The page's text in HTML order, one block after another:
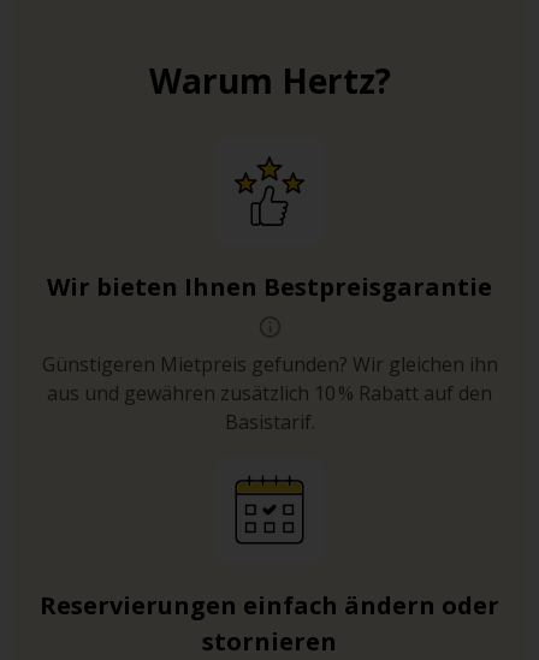
Warum Hertz?
Wir bieten Ihnen Bestpreisgarantie
Günstigeren Mietpreis gefunden? Wir gleichen ihn
aus und gewähren zusätzlich 10 % Rabatt auf den
Basistarif.
Reservierungen einfach ändern oder
stornieren